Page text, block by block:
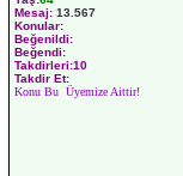
Mesaj: 13.567
Konular:
Beğenildi:
Beğendi:
Takdirleri:10
Takdir Et:
Konu Bu Üyemize Aittir!